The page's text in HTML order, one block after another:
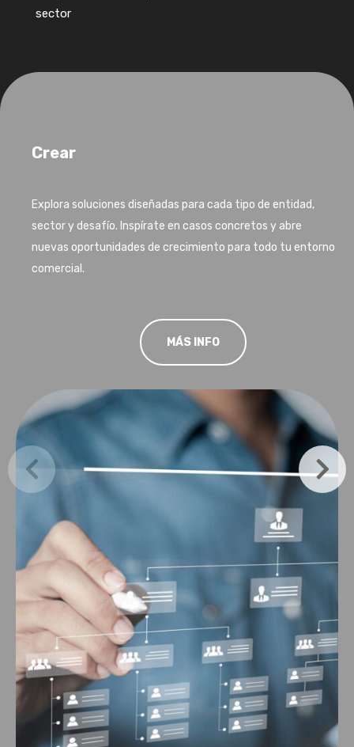
sector
Crear
Explora soluciones diseñadas para cada tipo de entidad,
sector y desafío. Inspírate en casos concretos y abre
nuevas oportunidades de crecimiento para todo tu entorno
comercial.
MÁS INFO